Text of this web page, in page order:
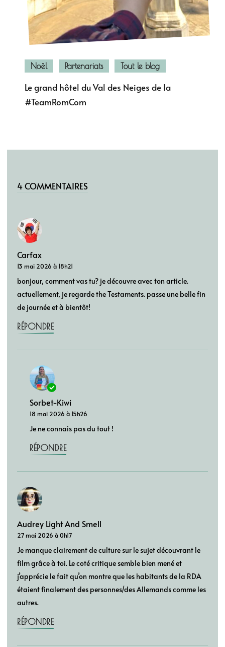
Noël Partenariats Tout le blog
Le grand hôtel du Val des Neiges de la
#TeamRomCom
4 COMMENTAIRES
Carfax
13 mai 2026 à 18h21
bonjour, comment vas tu? je découvre avec ton article.
actuellement, je regarde the Testaments. passe une belle fin
de journée et à bientôt!
RÉPONDRE
Sorbet-Kiwi
18 mai 2026 à 15h26
Je ne connais pas du tout !
RÉPONDRE
Audrey Light And Smell
27 mai 2026 à 0h17
Je manque clairement de culture sur le sujet découvrant le
film grâce à toi. Le coté critique semble bien mené et
j’apprécie le fait qu’on montre que les habitants de la RDA
étaient finalement des personnes/des Allemands comme les
autres.
RÉPONDRE